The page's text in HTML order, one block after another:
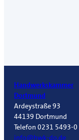
Handwerkskammer
Dortmund
Ardeystraße 93
44139 Dortmund
Telefon 0231 5493-0
info@hwk-do.de